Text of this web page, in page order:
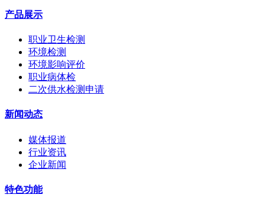
产品展示
职业卫生检测
环境检测
环境影响评价
职业病体检
二次供水检测申请
新闻动态
媒体报道
行业资讯
企业新闻
特色功能